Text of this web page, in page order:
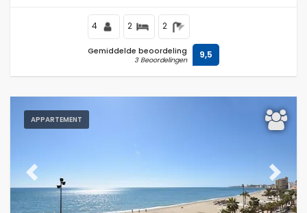
4 2 2
Gemiddelde beoordeling
3 Beoordelingen 9,5
APPARTEMENT
Previous Next